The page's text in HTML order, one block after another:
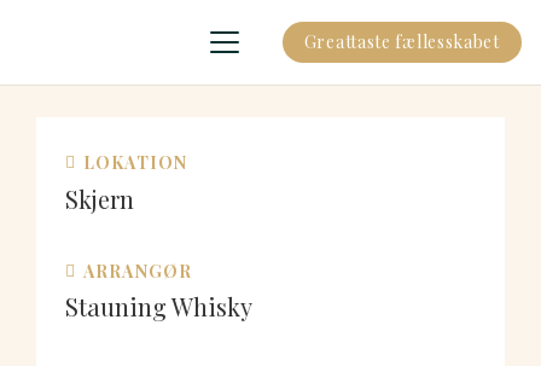
Greattaste fællesskabet
LOKATION
Skjern
ARRANGØR
Stauning Whisky